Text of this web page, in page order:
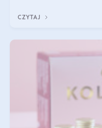
CZYTAJ